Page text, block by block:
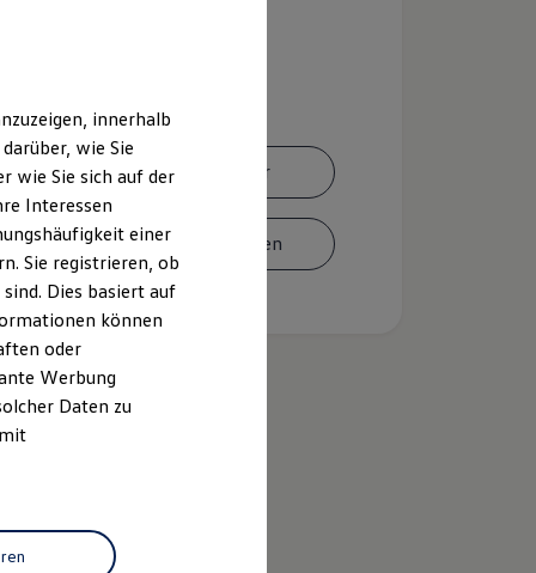
Ansprechpartner
Termin vereinbaren
innerhalb
wie Sie
wie Sie sich auf der
Interessen
einer
Sie registrieren, ob
Dies basiert auf
können
oder
Werbung
Daten zu